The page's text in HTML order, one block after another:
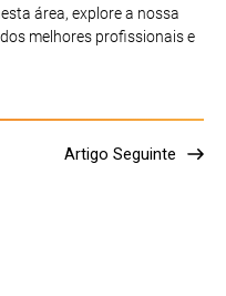
área, explore a nossa
melhores profissionais e
Artigo Seguinte